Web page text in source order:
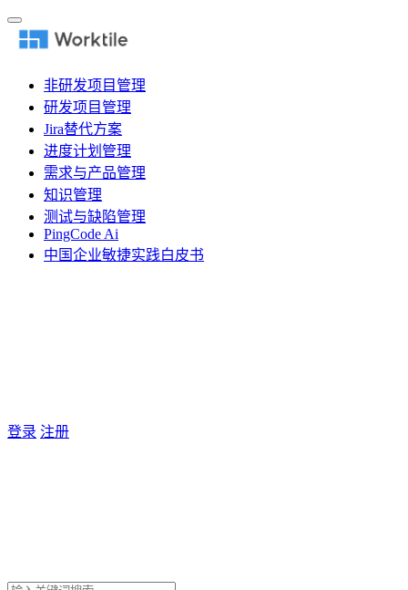
非研发项目管理
研发项目管理
Jira替代方案
进度计划管理
需求与产品管理
知识管理
测试与缺陷管理
PingCode Ai
中国企业敏捷实践白皮书
登录 注册